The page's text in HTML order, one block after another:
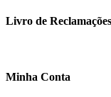
Livro de Reclamações
Minha Conta